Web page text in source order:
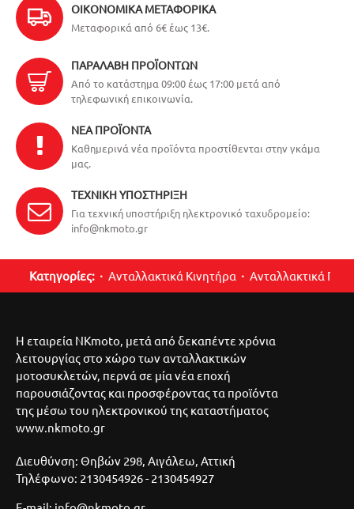
ΟΙΚΟΝΟΜΙΚΆ ΜΕΤΑΦΟΡΙΚΆ
Μεταφορικά από 6€ έως 13€.
ΠΑΡΑΛΑΒΉ ΠΡΟΪΌΝΤΩΝ
Από το κατάστημα 09:00 έως 17:00 μετά από
τηλεφωνική επικοινωνία.
ΝΈΑ ΠΡΟΪΌΝΤΑ
Καθημερινά νέα προϊόντα προστίθενται στην γκάμα
μας.
ΤΕΧΝΙΚΉ ΥΠΟΣΤΉΡΙΞΗ
Για τεχνική υποστήριξη ηλεκτρονικό ταχυδρομείο:
info@nkmoto.gr
Κατηγορίες: Ανταλλακτικά Κινητήρα Ανταλλακτικά
Η εταιρεία NKmoto, μετά από δεκαπέντε χρόνια
λειτουργίας στο χώρο των ανταλλακτικών
μοτοσυκλετών, περνά σε μία νέα εποχή
παρουσιάζοντας και προσφέροντας τα προϊόντα
της μέσω του ηλεκτρονικού της καταστήματος
www.nkmoto.gr
Διευθύνση: Θηβών 298, Αιγάλεω, Αττική
Τηλέφωνο: 2130454926 - 2130454927